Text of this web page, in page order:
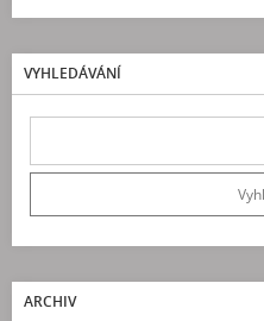
VYHLEDÁVÁNÍ
ARCHIV